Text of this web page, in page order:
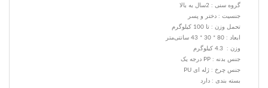
گروه سنی : 2سال به بالا
جنسیت : دختر و پسر
تحمل وزن : تا 100 کیلوگرم
ابعاد : 80 * 30 * 43 سانتی‌متر
وزن : 4.3 کیلوگرم
جنس بدنه : PP درجه یک
جنس چرخ : ژله ای PU
بسته بندی : دارد